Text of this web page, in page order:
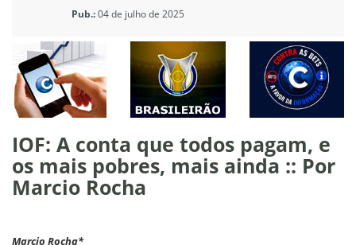
Pub.:04 de julho de 2025
IOF: A conta que todos pagam, e
os mais pobres, mais ainda :: Por
Marcio Rocha
Marcio Rocha*